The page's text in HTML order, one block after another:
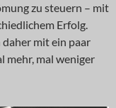
zu steuern – mit
Erfolg.
daher mit ein paar
mehr, mal weniger